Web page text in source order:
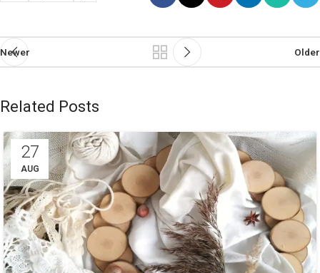
Newer Older
Related Posts
27
AUG